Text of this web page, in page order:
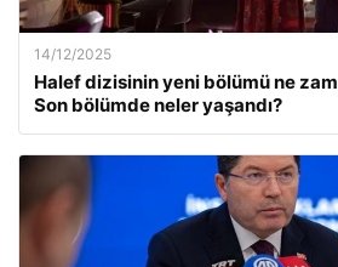
14/12/2025
Halef dizisinin yeni bölümü ne
Son bölümde neler yaşandı?